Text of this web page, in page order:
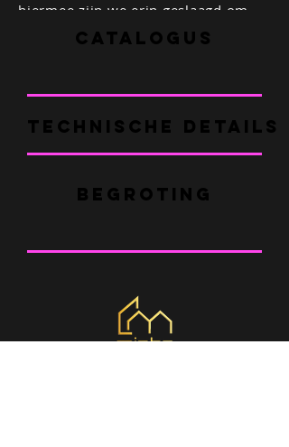
hiermee zijn we erin geslaagd om
grote overspanningen en open
onmogelijk zijn.
CATALOGUS
TECHNISCHE DETAILS
BEGROTING